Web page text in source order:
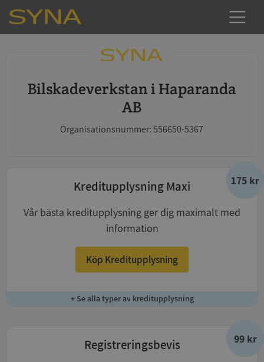
Bilskadeverkstan i Haparanda
AB
Organisationsnummer: 556650-5367
175 kr
Kreditupplysning Maxi
Vår bästa kreditupplysning ger dig maximalt med
information
Köp Kreditupplysning
+ Se alla typer av kreditupplysning
99 kr
Registreringsbevis